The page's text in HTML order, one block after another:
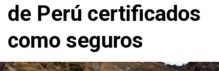
de Perú certificados
como seguros